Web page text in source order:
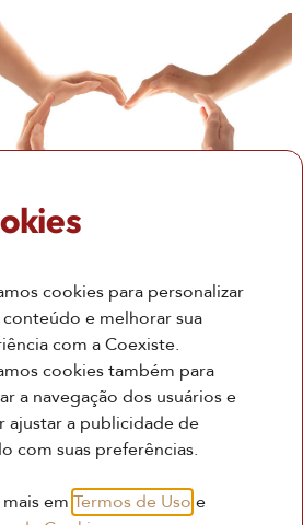
ambientes são pesados,
e outros ambientes são
convidativos, tranquilos?
muda de ambiente para
energia de um ambiente ser
ambiente? E o que faz a
cookies para personalizar
e melhorar sua
com a Coexiste.
cookies também para
a navegação dos usuários e
ajustar a publicidade de
com suas preferências.
em Termos de Uso e